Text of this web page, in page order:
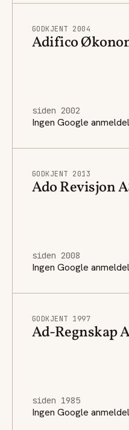
GODKJENT 2004
Adifico
siden 2002
Ingen Google
GODKJENT 2013
Ado Revisjon
siden 2008
Ingen Google
GODKJENT 1997
Ad-Regnskap
siden 1985
Ingen Google